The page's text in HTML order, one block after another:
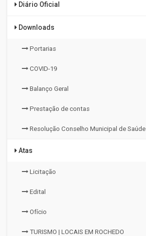
Diário Oficial
Downloads
Portarias
COVID-19
Balanço Geral
Prestação de contas
Resolução Conselho Municipal de Saúde
Atas
Licitação
Edital
Ofício
TURISMO | LOCAIS EM ROCHEDO